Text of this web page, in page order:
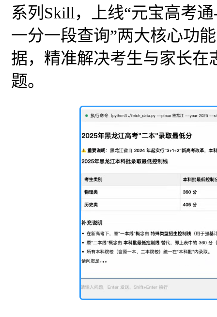
系列Skill，上线“元宝高考
一分一段查询”两大核心功
据，精准解决考生与家长
题。